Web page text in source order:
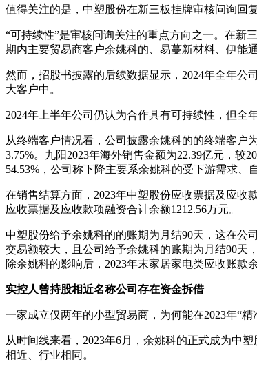
值得关注的是，中塑股份在新三板挂牌审核问询回
“可持续性”是审核问询关注的重点方向之一。在新
期内主要贸易商客户余姚科的、易蔓新材料、伊能
然而，招股书披露的后续数据显示，2024年全年公
大客户中。
2024年上半年公司仍认为合作具有可持续性，但全
从终端客户情况看，公司披露余姚科的的终端客户
3.75%。九阳2023年海外销售金额为22.39亿元，较
54.53%，公司称下降主要系余姚科的受下游需求、
在销售结算方面，2023年中塑股份应收票据及应收
应收票据及应收款项融资合计余额1212.56万元。
中塑股份给予余姚科的的账期为月结90天，这在公
交易额较大，且公司给予余姚科的账期为月结90天
除余姚科的影响后，2023年末家居家电类应收账款
实控人曾持股相近名称公司 存在资金拆借
一家成立仅两年的小型贸易商，为何能在2023年“
从时间线来看，2023年6月，余姚科的正式成为中
相近、行业相同。